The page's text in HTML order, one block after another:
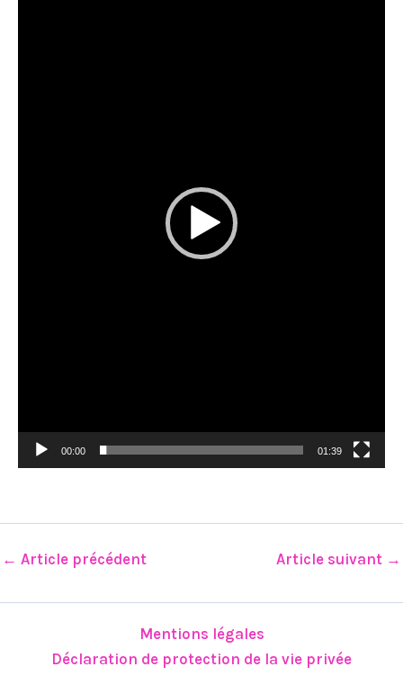
00:00 01:39
← Article précédent Article suivant →
Mentions légales
Déclaration de protection de la vie privée